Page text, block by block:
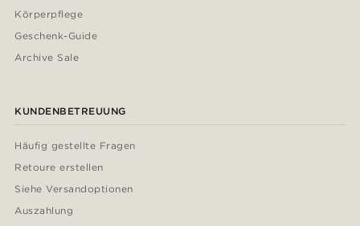
Körperpflege
Geschenk-Guide
Archive Sale
KUNDENBETREUUNG
Häufig gestellte Fragen
Retoure erstellen
Siehe Versandoptionen
Auszahlung